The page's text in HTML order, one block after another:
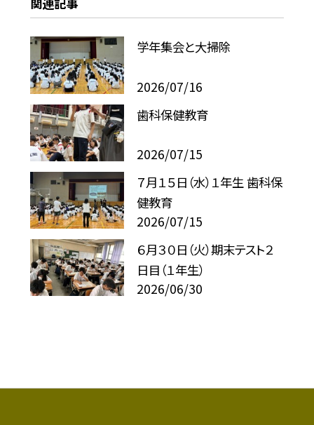
学年集会と大掃除
2026/07/16
歯科保健教育
2026/07/15
７月１５日（水）１年生 歯科保
健教育
2026/07/15
６月３０日（火）期末テスト２
日目（１年生）
2026/06/30